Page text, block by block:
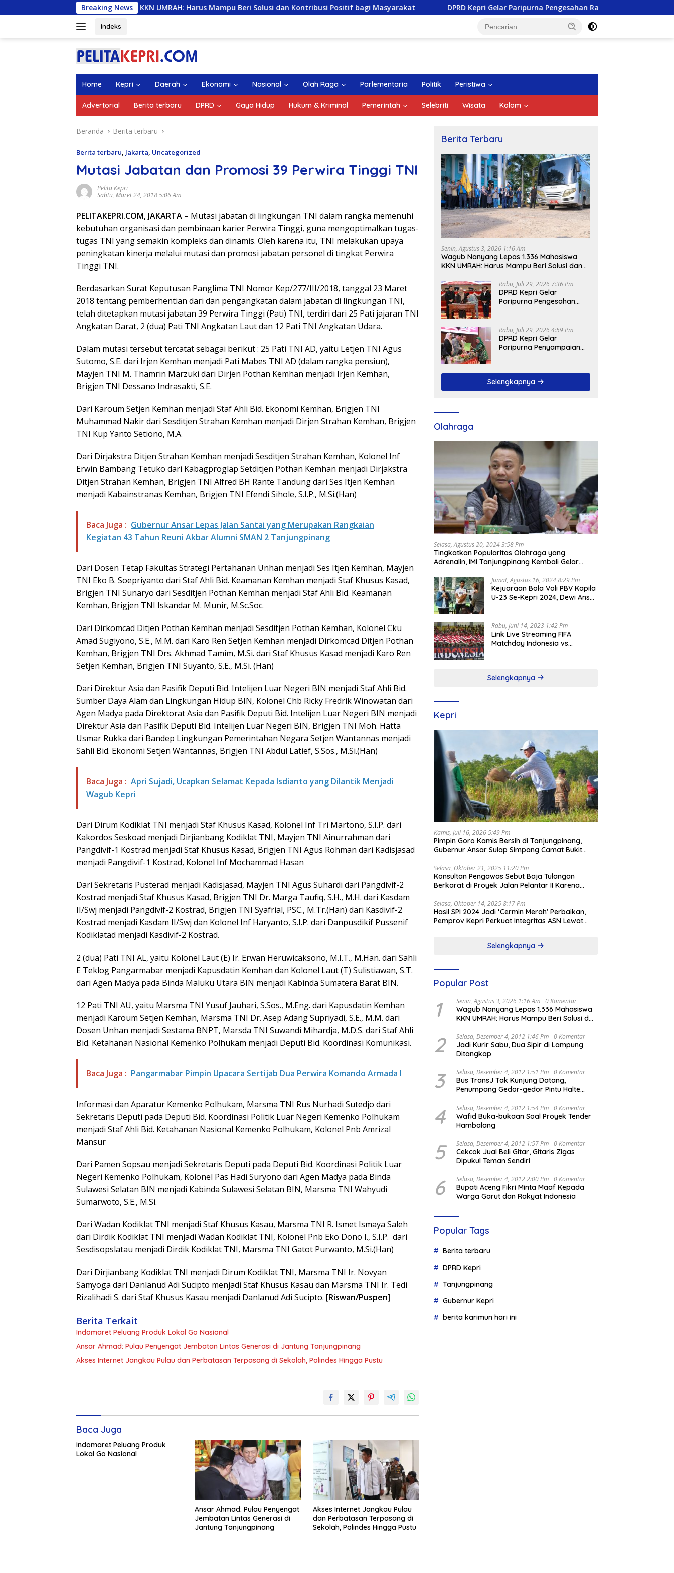
ke
Breaking News
1.336 Mahasiswa KKN UMRAH: Harus Mampu Beri Solusi dan Kontribusi Positif bagi Masyarakat DPRD Kepri Gelar Paripurna Pengesahan Ranperda Pertanggungjawaban APBD
Indeks
Home Kepri Daerah Ekonomi Nasional Olah Raga Parlementaria Politik Peristiwa
Advertorial Berita terbaru DPRD Gaya Hidup Hukum & Kriminal Pemerintah Selebriti Wisata Kolom
Beranda Berita terbaru
Berita terbaru, Jakarta, Uncategorized
Mutasi Jabatan dan Promosi 39 Perwira Tinggi TNI
Pelita Kepri
Sabtu, Maret 24, 2018 5:06 Am
PELITAKEPRI.COM, JAKARTA – Mutasi jabatan di lingkungan TNI dalam rangka memenuhi
kebutuhan organisasi dan pembinaan karier Perwira Tinggi, guna mengoptimalkan tugas-
tugas TNI yang semakin kompleks dan dinamis. Oleh karena itu, TNI melakukan upaya
peningkatan kinerja melalui mutasi dan promosi jabatan personel di tingkat Perwira
Tinggi TNI.
Berdasarkan Surat Keputusan Panglima TNI Nomor Kep/277/III/2018, tanggal 23 Maret
2018 tentang pemberhentian dari dan pengangkatan dalam jabatan di lingkungan TNI,
telah ditetapkan mutasi jabatan 39 Perwira Tinggi (Pati) TNI, terdiri dari 25 Pati jajaran TNI
Angkatan Darat, 2 (dua) Pati TNI Angkatan Laut dan 12 Pati TNI Angkatan Udara.
Dalam mutasi tersebut tercatat sebagai berikut : 25 Pati TNI AD, yaitu Letjen TNI Agus
Sutomo, S.E. dari Irjen Kemhan menjadi Pati Mabes TNI AD (dalam rangka pensiun),
Mayjen TNI M. Thamrin Marzuki dari Dirjen Pothan Kemhan menjadi Irjen Kemhan,
Brigjen TNI Dessano Indrasakti, S.E.
Dari Karoum Setjen Kemhan menjadi Staf Ahli Bid. Ekonomi Kemhan, Brigjen TNI
Muhammad Nakir dari Sesditjen Strahan Kemhan menjadi Dirjen Strahan Kemhan, Brigjen
TNI Kup Yanto Setiono, M.A.
Dari Dirjakstra Ditjen Strahan Kemhan menjadi Sesditjen Strahan Kemhan, Kolonel Inf
Erwin Bambang Tetuko dari Kabagproglap Setditjen Pothan Kemhan menjadi Dirjakstra
Ditjen Strahan Kemhan, Brigjen TNI Alfred BH Rante Tandung dari Ses Itjen Kemhan
menjadi Kabainstranas Kemhan, Brigjen TNI Efendi Sihole, S.I.P., M.Si.(Han)
Baca Juga : Gubernur Ansar Lepas Jalan Santai yang Merupakan Rangkaian
Kegiatan 43 Tahun Reuni Akbar Alumni SMAN 2 Tanjungpinang
Dari Dosen Tetap Fakultas Strategi Pertahanan Unhan menjadi Ses Itjen Kemhan, Mayjen
TNI Eko B. Soepriyanto dari Staf Ahli Bid. Keamanan Kemhan menjadi Staf Khusus Kasad,
Brigjen TNI Sunaryo dari Sesditjen Pothan Kemhan menjadi Staf Ahli Bid. Keamanan
Kemhan, Brigjen TNI Iskandar M. Munir, M.Sc.Soc.
Dari Dirkomcad Ditjen Pothan Kemhan menjadi Sesditjen Pothan Kemhan, Kolonel Cku
Amad Sugiyono, S.E., M.M. dari Karo Ren Setjen Kemhan menjadi Dirkomcad Ditjen Pothan
Kemhan, Brigjen TNI Drs. Akhmad Tamim, M.Si. dari Staf Khusus Kasad menjadi Karo Ren
Setjen Kemhan, Brigjen TNI Suyanto, S.E., M.Si. (Han)
Dari Direktur Asia dan Pasifik Deputi Bid. Intelijen Luar Negeri BIN menjadi Staf Ahli Bid.
Sumber Daya Alam dan Lingkungan Hidup BIN, Kolonel Chb Ricky Fredrik Winowatan dari
Agen Madya pada Direktorat Asia dan Pasifik Deputi Bid. Intelijen Luar Negeri BIN menjadi
Direktur Asia dan Pasifik Deputi Bid. Intelijen Luar Negeri BIN, Brigjen TNI Moh. Hatta
Usmar Rukka dari Bandep Lingkungan Pemerintahan Negara Setjen Wantannas menjadi
Sahli Bid. Ekonomi Setjen Wantannas, Brigjen TNI Abdul Latief, S.Sos., M.Si.(Han)
Baca Juga : Apri Sujadi, Ucapkan Selamat Kepada Isdianto yang Dilantik Menjadi
Wagub Kepri
Dari Dirum Kodiklat TNI menjadi Staf Khusus Kasad, Kolonel Inf Tri Martono, S.I.P. dari
Kakordos Seskoad menjadi Dirjianbang Kodiklat TNI, Mayjen TNI Ainurrahman dari
Pangdivif-1 Kostrad menjadi Staf Khusus Kasad, Brigjen TNI Agus Rohman dari Kadisjasad
menjadi Pangdivif-1 Kostrad, Kolonel Inf Mochammad Hasan
Dari Sekretaris Pusterad menjadi Kadisjasad, Mayjen TNI Agus Suhardi dari Pangdivif-2
Kostrad menjadi Staf Khusus Kasad, Brigjen TNI Dr. Marga Taufiq, S.H., M.H. dari Kasdam
II/Swj menjadi Pangdivif-2 Kostrad, Brigjen TNI Syafrial, PSC., M.Tr.(Han) dari Kasdivif-2
Kostrad menjadi Kasdam II/Swj dan Kolonel Inf Haryanto, S.I.P. dari Danpusdikif Pussenif
Kodiklatad menjadi Kasdivif-2 Kostrad.
2 (dua) Pati TNI AL, yaitu Kolonel Laut (E) Ir. Erwan Heruwicaksono, M.I.T., M.Han. dari Sahli
E Teklog Pangarmabar menjadi Kapusdatin Kemhan dan Kolonel Laut (T) Sulistiawan, S.T.
dari Agen Madya pada Binda Maluku Utara BIN menjadi Kabinda Sumatera Barat BIN.
12 Pati TNI AU, yaitu Marsma TNI Yusuf Jauhari, S.Sos., M.Eng. dari Kapusdatin Kemhan
menjadi Karoum Setjen Kemhan, Marsma TNI Dr. Asep Adang Supriyadi, S.E., M.M. dari
Dosen Unhan menjadi Sestama BNPT, Marsda TNI Suwandi Mihardja, M.D.S. dari Staf Ahli
Bid. Ketahanan Nasional Kemenko Polhukam menjadi Deputi Bid. Koordinasi Komunikasi.
Baca Juga : Pangarmabar Pimpin Upacara Sertijab Dua Perwira Komando Armada I
Informasi dan Aparatur Kemenko Polhukam, Marsma TNI Rus Nurhadi Sutedjo dari
Sekretaris Deputi pada Deputi Bid. Koordinasi Politik Luar Negeri Kemenko Polhukam
menjadi Staf Ahli Bid. Ketahanan Nasional Kemenko Polhukam, Kolonel Pnb Amrizal
Mansur
Dari Pamen Sopsau menjadi Sekretaris Deputi pada Deputi Bid. Koordinasi Politik Luar
Negeri Kemenko Polhukam, Kolonel Pas Hadi Suryono dari Agen Madya pada Binda
Sulawesi Selatan BIN menjadi Kabinda Sulawesi Selatan BIN, Marsma TNI Wahyudi
Sumarwoto, S.E., M.Si.
Dari Wadan Kodiklat TNI menjadi Staf Khusus Kasau, Marsma TNI R. Ismet Ismaya Saleh
dari Dirdik Kodiklat TNI menjadi Wadan Kodiklat TNI, Kolonel Pnb Eko Dono I., S.I.P. dari
Sesdisopslatau menjadi Dirdik Kodiklat TNI, Marsma TNI Gatot Purwanto, M.Si.(Han)
Dari Dirjianbang Kodiklat TNI menjadi Dirum Kodiklat TNI, Marsma TNI Ir. Novyan
Samyoga dari Danlanud Adi Sucipto menjadi Staf Khusus Kasau dan Marsma TNI Ir. Tedi
Rizalihadi S. dari Staf Khusus Kasau menjadi Danlanud Adi Sucipto. [Riswan/Puspen]
Berita Terkait
Indomaret Peluang Produk Lokal Go Nasional
Ansar Ahmad: Pulau Penyengat Jembatan Lintas Generasi di Jantung Tanjungpinang
Akses Internet Jangkau Pulau dan Perbatasan Terpasang di Sekolah, Polindes Hingga Pustu
Baca Juga
Indomaret Peluang Produk
Lokal Go Nasional
Ansar Ahmad: Pulau Penyengat
Jembatan Lintas Generasi di
Jantung Tanjungpinang
Akses Internet Jangkau Pulau
dan Perbatasan Terpasang di
Sekolah, Polindes Hingga Pustu
Berita Terbaru
Senin, Agustus 3, 2026 1:16 Am
Wagub Nanyang Lepas 1.336 Mahasiswa
KKN UMRAH: Harus Mampu Beri Solusi dan
Rabu, Juli 29, 2026 7:36 Pm
DPRD Kepri Gelar
Paripurna Pengesahan
APBD 2025, Sejumlah
Rekomendasi Strategis
Disampaikan
Rabu, Juli 29, 2026 4:59 Pm
DPRD Kepri Gelar
Paripurna Penyampaian
Selengkapnya
Olahraga
Selasa, Agustus 20, 2024 3:58 Pm
Tingkatkan Popularitas Olahraga yang
Adrenalin, IMI Tanjungpinang Kembali Gelar
Jumat, Agustus 16, 2024 8:29 Pm
Kejuaraan Bola Voli PBV Kapila
U-23 Se-Kepri 2024, Dewi Ansar
Rabu, Juni 14, 2023 1:42 Pm
Link Live Streaming FIFA
Matchday Indonesia vs
Selengkapnya
Kepri
Kamis, Juli 16, 2026 5:49 Pm
Pimpin Goro Kamis Bersih di Tanjungpinang,
Gubernur Ansar Sulap Simpang Camat Bukit
Selasa, Oktober 21, 2025 11:20 Pm
Konsultan Pengawas Sebut Baja Tulangan
Berkarat di Proyek Jalan Pelantar II Karena
Selasa, Oktober 14, 2025 8:17 Pm
Hasil SPI 2024 Jadi ‘Cermin Merah’ Perbaikan,
Pemprov Kepri Perkuat Integritas ASN Lewat
Selengkapnya
Popular Post
1 Senin, Agustus 3, 2026 1:16 Am 0 Komentar
Wagub Nanyang Lepas 1.336 Mahasiswa
KKN UMRAH: Harus Mampu Beri Solusi dan
2 Selasa, Desember 4, 2012 1:46 Pm 0 Komentar
Jadi Kurir Sabu, Dua Sipir di Lampung
Ditangkap
3 Selasa, Desember 4, 2012 1:51 Pm 0 Komentar
Bus TransJ Tak Kunjung Datang,
Penumpang Gedor-gedor Pintu Halte
4 Selasa, Desember 4, 2012 1:54 Pm 0 Komentar
Wafid Buka-bukaan Soal Proyek Tender
Hambalang
5 Selasa, Desember 4, 2012 1:57 Pm 0 Komentar
Cekcok Jual Beli Gitar, Gitaris Zigas
Dipukul Teman Sendiri
6 Selasa, Desember 4, 2012 2:00 Pm 0 Komentar
Bupati Aceng Fikri Minta Maaf Kepada
Warga Garut dan Rakyat Indonesia
Popular Tags
Berita terbaru
DPRD Kepri
Tanjungpinang
Gubernur Kepri
berita karimun hari ini